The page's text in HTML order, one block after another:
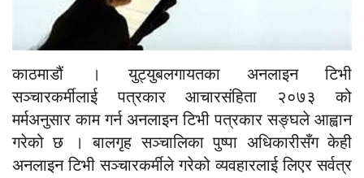
काठमाडौं । युट्युबलगायतका अनलाइन टिभी
सञ्चारकर्मीलाई पत्रकार आचारसंहिता २०७३ को
मर्मअनुसार काम गर्न अनलाइन टिभी पत्रकार सङ्घले आह्वान
गरेको छ । बालगृह सञ्चालिका पुष्पा अधिकारीसँग केही
अनलाइन टिभी सञ्चारकर्मीले गरेको व्यवहारलाई लिएर सर्वत्र